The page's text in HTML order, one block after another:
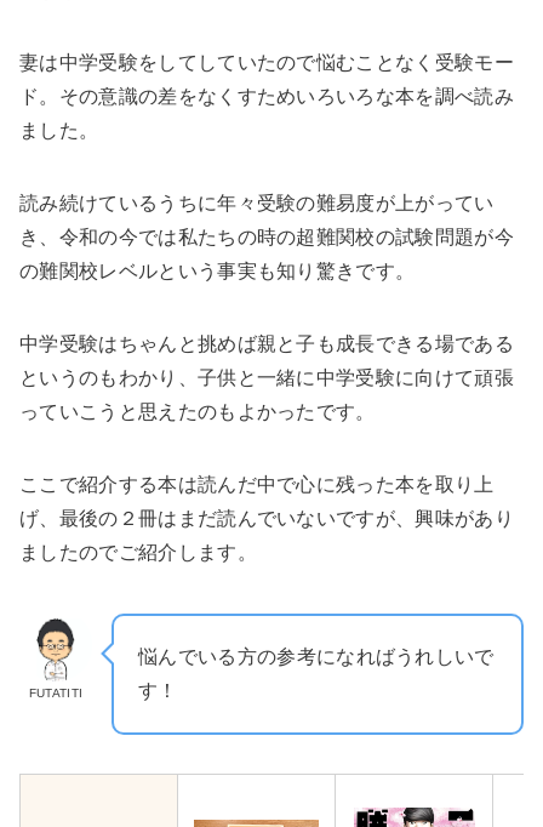
妻は中学受験をしてしていたので悩むことなく受験モー
ド。その意識の差をなくすためいろいろな本を調べ読み
ました。
読み続けているうちに年々受験の難易度が上がってい
き、令和の今では私たちの時の超難関校の試験問題が今
の難関校レベルという事実も知り驚きです。
中学受験はちゃんと挑めば親と子も成長できる場である
というのもわかり、子供と一緒に中学受験に向けて頑張
っていこうと思えたのもよかったです。
ここで紹介する本は読んだ中で心に残った本を取り上
げ、最後の２冊はまだ読んでいないですが、興味があり
ましたのでご紹介します。
FUTATITI
悩んでいる方の参考になればうれしいで
す！